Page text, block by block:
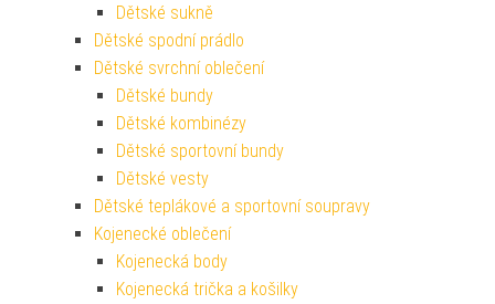
Dětské sukně
Dětské spodní prádlo
Dětské svrchní oblečení
Dětské bundy
Dětské kombinézy
Dětské sportovní bundy
Dětské vesty
Dětské teplákové a sportovní soupravy
Kojenecké oblečení
Kojenecká body
Kojenecká trička a košilky